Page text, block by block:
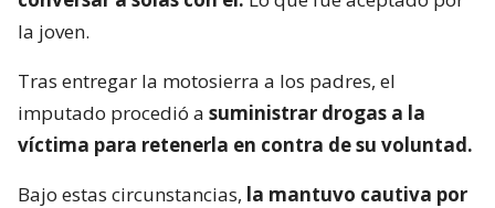
la joven.
Tras entregar la motosierra a los padres, el
imputado procedió a suministrar drogas a la
víctima para retenerla en contra de su voluntad.
Bajo estas circunstancias, la mantuvo cautiva por